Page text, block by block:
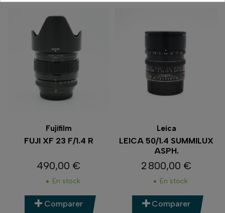
Fujifilm
FUJI XF 23 F/1.4 R
Prix
490,00 €
En stock
Comparer
Leica
LEICA 50/1.4 SUMMILUX
ASPH.
Prix
2 800,00 €
En stock
Comparer